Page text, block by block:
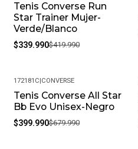
-19%
Tenis Converse Run
Star Trainer Mujer-
Verde/Blanco
$339.990$419.990
-41%
172181C|CONVERSE
Tenis Converse All Star
Bb Evo Unisex-Negro
$399.990$679.990